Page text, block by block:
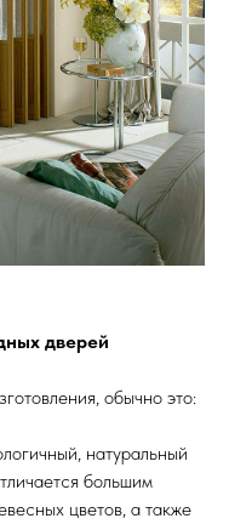
дверей
обычно это:
натуральный
большим
цветов, а также